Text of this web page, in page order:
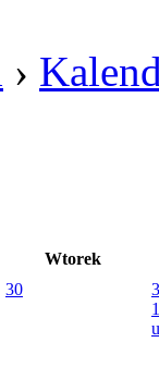
›
Wtorek
30